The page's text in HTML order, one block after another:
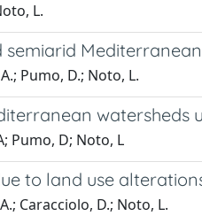
L.
Pumo, D.; Noto, L.
watersheds
Pumo, D; Noto, L
to land use
Caracciolo, D.; Noto, L.